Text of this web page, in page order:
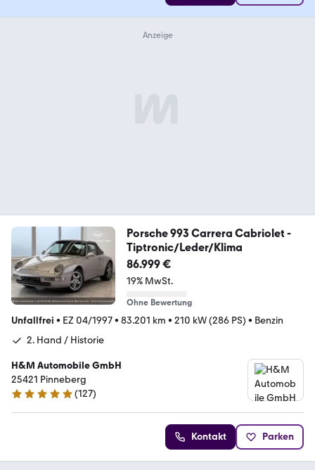
Porsche 993 Carrera Cabriolet -
Tiptronic/Leder/Klima
86.999 €
19% MwSt.
Ohne Bewertung
Unfallfrei • EZ 04/1997• 83.201 km • 210 kW (286 PS) • Benzin
2. Hand / Historie
H&M Automobile GmbH
25421 Pinneberg
4.9 Sterne
(127)
Kontakt Parken